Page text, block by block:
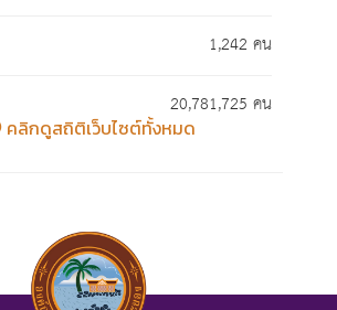
1,242 คน
20,781,725 คน
คลิกดูสถิติเว็บไซต์ทั้งหมด